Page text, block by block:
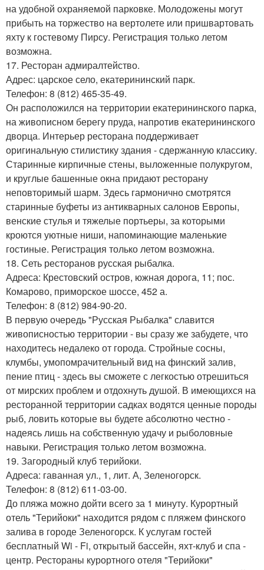
на удобной охраняемой парковке. Молодожены могут
прибыть на торжество на вертолете или пришвартовать
яхту к гостевому Пирсу. Регистрация только летом
возможна.
17. Ресторан адмиралтейство.
Адрес: царское село, екатерининский парк.
Телефон: 8 (812) 465-35-49.
Он расположился на территории екатерининского парка,
на живописном берегу пруда, напротив екатерининского
дворца. Интерьер ресторана поддерживает
оригинальную стилистику здания - сдержанную классику.
Старинные кирпичные стены, выложенные полукругом,
и круглые башенные окна придают ресторану
неповторимый шарм. Здесь гармонично смотрятся
старинные буфеты из антикварных салонов Европы,
венские стулья и тяжелые портьеры, за которыми
кроются уютные ниши, напоминающие маленькие
гостиные. Регистрация только летом возможна.
18. Сеть ресторанов русская рыбалка.
Адреса: Крестовский остров, южная дорога, 11; пос.
Комарово, приморское шоссе, 452 а.
Телефон: 8 (812) 984-90-20.
В первую очередь "Русская Рыбалка" славится
живописностью территории - вы сразу же забудете, что
находитесь недалеко от города. Стройные сосны,
клумбы, умопомрачительный вид на финский залив,
пение птиц - здесь вы сможете с легкостью отрешиться
от мирских проблем и отдохнуть душой. В имеющихся на
ресторанной территории садках водятся ценные породы
рыб, ловить которые вы будете абсолютно честно -
надеясь лишь на собственную удачу и рыболовные
навыки. Регистрация только летом возможна.
19. Загородный клуб терийоки.
Адреса: гаванная ул., 1, лит. А, Зеленогорск.
Телефон: 8 (812) 611-03-00.
До пляжа можно дойти всего за 1 минуту. Курортный
отель "Терийоки" находится рядом с пляжем финского
залива в городе Зеленогорск. К услугам гостей
бесплатный Wi - Fi, открытый бассейн, яхт-клуб и спа -
центр. Рестораны курортного отеля "Терийоки"